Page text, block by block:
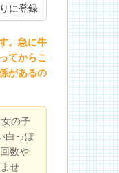
に登録
。急に牛
てからこ
があるの
の子
白っぽ
数や
せ